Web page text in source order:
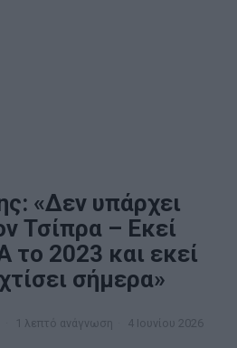
«Δεν υπάρχει
Τσίπρα – Εκεί
το 2023 και εκεί
σήμερα»
1 λεπτό ανάγνωση 4 Ιουνίου 2026